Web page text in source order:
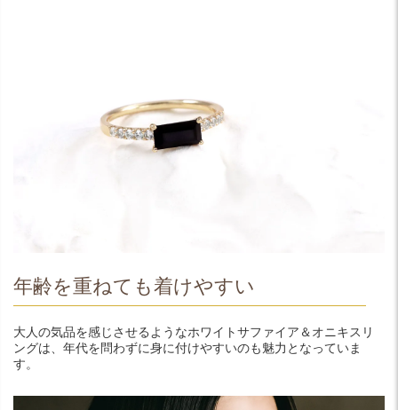
年齢を重ねても着けやすい
大人の気品を感じさせるようなホワイトサファイア＆オニキスリ
ングは、年代を問わずに身に付けやすいのも魅力となっていま
す。